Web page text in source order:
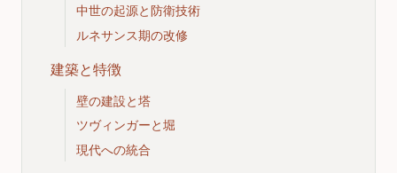
中世の起源と防衛技術
ルネサンス期の改修
建築と特徴
壁の建設と塔
ツヴィンガーと堀
現代への統合